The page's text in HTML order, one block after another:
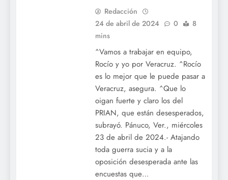
Redacción
24 de abril de 2024
0
8
mins
^Vamos a trabajar en equipo,
Rocío y yo por Veracruz. ^Rocío
es lo mejor que le puede pasar a
Veracruz, asegura. ^Que lo
oigan fuerte y claro los del
PRIAN, que están desesperados,
subrayó. Pánuco, Ver., miércoles
23 de abril de 2024.- Atajando
toda guerra sucia y a la
oposición desesperada ante las
encuestas que…